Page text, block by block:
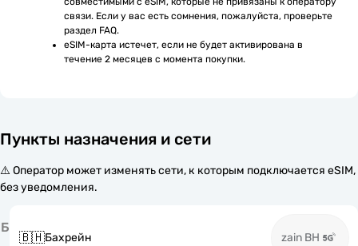
связи. Если у вас есть сомнения, пожалуйста, проверьте
раздел FAQ.
eSIM-карта истечет, если не будет активирована в
течение 2 месяцев с момента покупки.
Пункты назначения и сети
⚠️ Оператор может изменять сети, к которым подключается eSIM,
без уведомления.
Б
🇧🇭Бахрейн zain BH